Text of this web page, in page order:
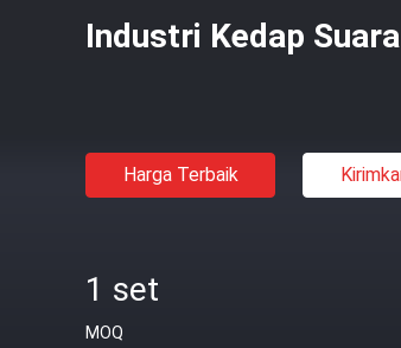
Industri Kedap Suara
Harga Terbaik
1 set
MOQ